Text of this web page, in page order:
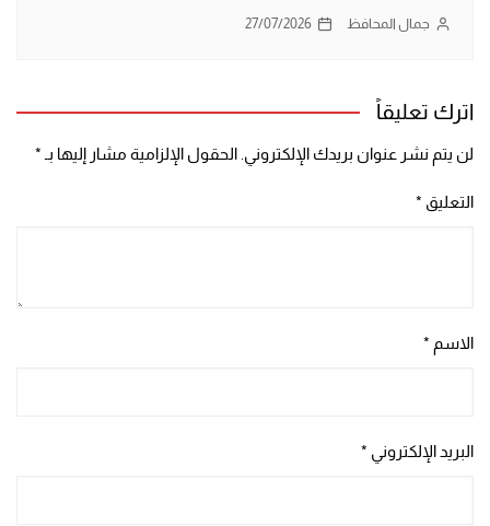
جمال المحافظ 27/07/2026
اترك تعليقاً
لن يتم نشر عنوان بريدك الإلكتروني. الحقول الإلزامية مشار إليها بـ *
التعليق *
الاسم *
البريد الإلكتروني *